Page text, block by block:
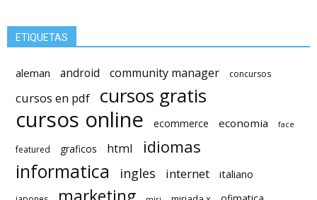
ETIQUETAS
aleman android community manager concursos
cursos en pdf cursos gratis
cursos online ecommerce economia face
featured graficos html idiomas
informatica ingles internet italiano